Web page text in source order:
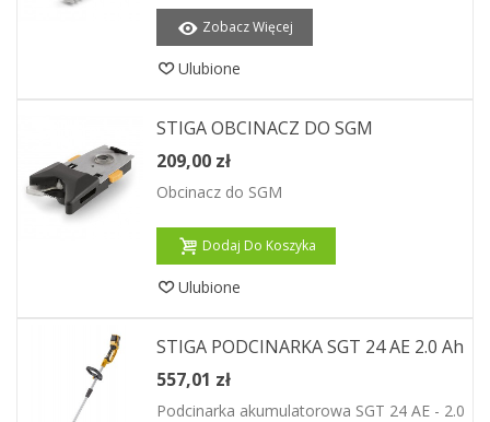
Zobacz Więcej
Ulubione
STIGA OBCINACZ DO SGM
209,00 zł
Obcinacz do SGM
Dodaj Do Koszyka
Ulubione
STIGA PODCINARKA SGT 24 AE 2.0 Ah
557,01 zł
Podcinarka akumulatorowa SGT 24 AE - 2.0